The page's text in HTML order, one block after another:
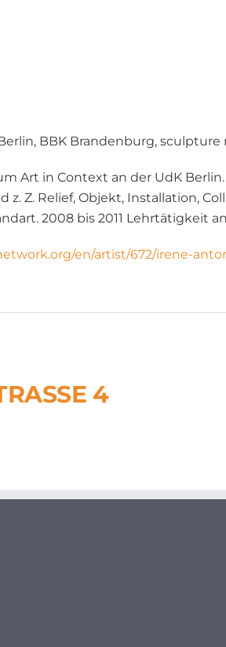
BBK Brandenburg,
Art in Context an der UdK
z. Z. Relief, Objekt, Installation,
2008 bis 2011 Lehrtätigkeit
en/artist/672/irene-
4